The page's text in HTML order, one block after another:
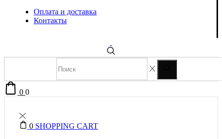
Оплата и доставка
Контакты
00
0 SHOPPING CART